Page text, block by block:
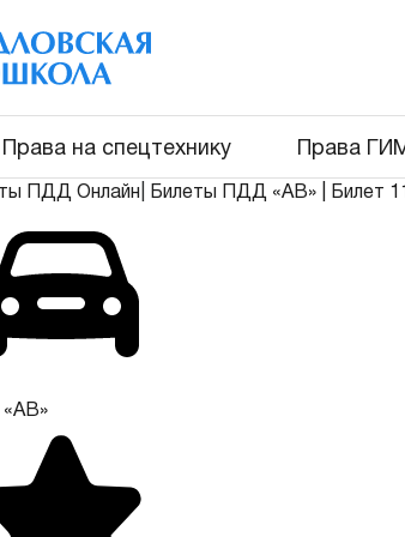
Права на спецтехнику Права
ПДД Онлайн Билеты ПДД «АВ» Билет